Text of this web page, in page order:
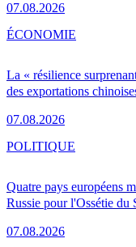
07.08.2026
La « résilience
des exportations
07.08.2026
ÉCONOMIE
Quatre pays européens
Russie pour l'Ossétie du
07.08.2026
POLITIQUE